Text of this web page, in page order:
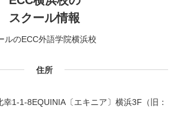
スクール情報
住所
1-1-8EQUINIA〔エキニア〕横浜3F（旧：